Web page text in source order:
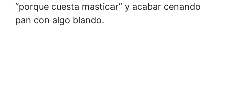
“porque cuesta masticar” y acabar cenando
pan con algo blando.